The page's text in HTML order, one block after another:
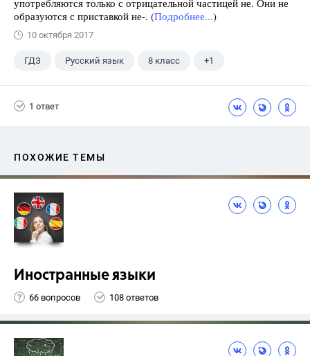
употребляются только с отрицательной частицей не. Они не
образуются с приставкой не-. (Подробнее...)
10 октября 2017
ГДЗ Русский язык 8 класс +1
1 ответ
ПОХОЖИЕ ТЕМЫ
Иностранные языки
66 вопросов 108 ответов